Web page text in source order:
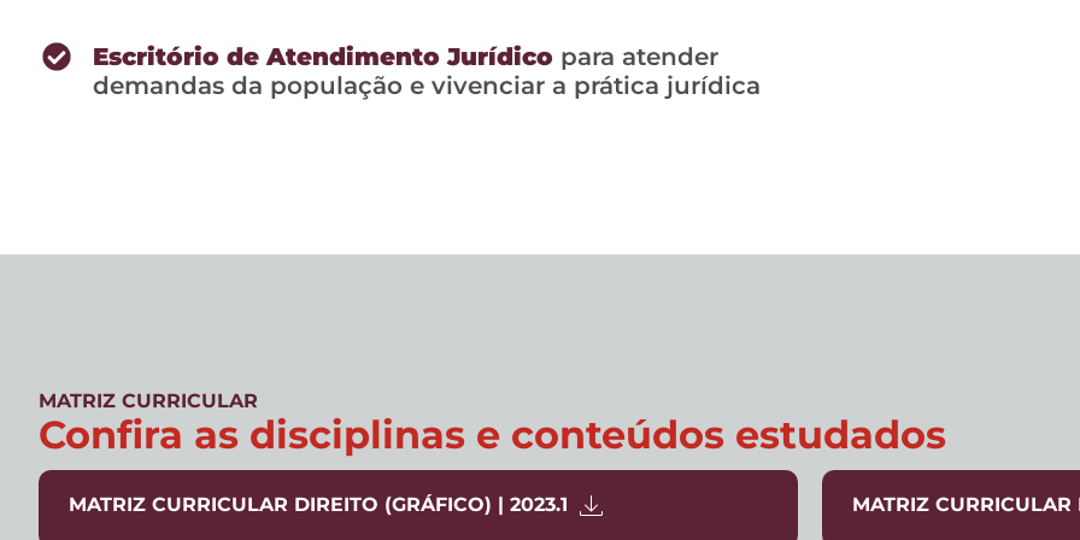
Escritório de Atendimento Jurídico para atender
demandas da população e vivenciar a prática jurídica
MATRIZ CURRICULAR
Confira as disciplinas e conteúdos estudados
MATRIZ CURRICULAR DIREITO (GRÁFICO) | 2023.1 MATRIZ CURRICULAR